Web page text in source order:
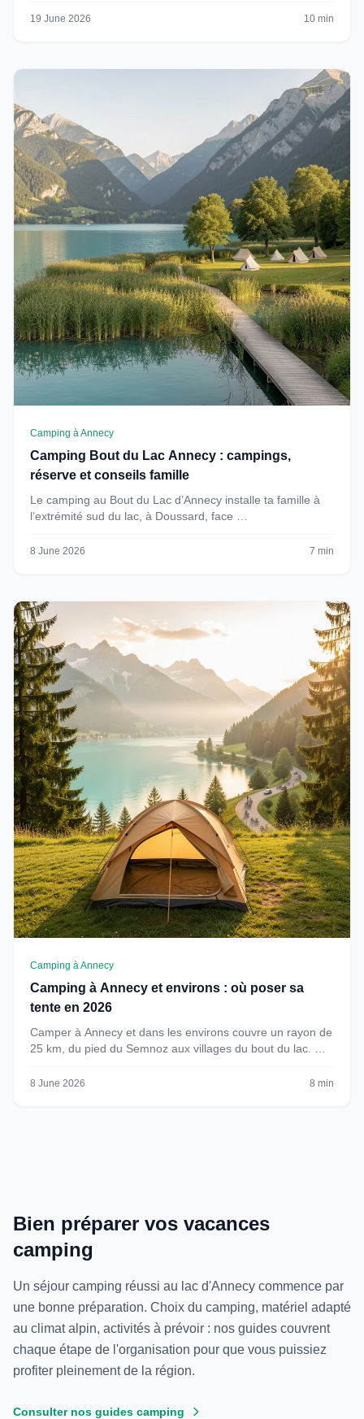
19 June 2026 10 min
Camping à Annecy
Camping Bout du Lac Annecy : campings,
réserve et conseils famille
Le camping au Bout du Lac d’Annecy installe ta famille à
l’extrémité sud du lac, à Doussard, face …
8 June 2026 7 min
Camping à Annecy
Camping à Annecy et environs : où poser sa
tente en 2026
Camper à Annecy et dans les environs couvre un rayon de
25 km, du pied du Semnoz aux villages du bout du lac. …
8 June 2026 8 min
Bien préparer vos vacances
camping
Un séjour camping réussi au lac d'Annecy commence par
une bonne préparation. Choix du camping, matériel adapté
au climat alpin, activités à prévoir : nos guides couvrent
chaque étape de l'organisation pour que vous puissiez
profiter pleinement de la région.
Consulter nos guides camping